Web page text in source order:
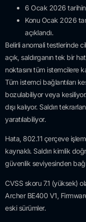
6 Ocak 2026
Konu Ocak 2026
açıklandı.
Belirli anomali testlerinde
açık, saldırganın tek bir
noktasını tüm istemcilere
Tüm istemci bağlantıları
bozulabiliyor veya
dışı kalıyor. Saldırı
yaratılabiliyor.
Hata, 802.11 çerçeve
kaynaklı. Saldırı kimlik
güvenlik seviyesinden
CVSS skoru 7.1 (yüksek)
Archer BE400 V1,
eski sürümler.